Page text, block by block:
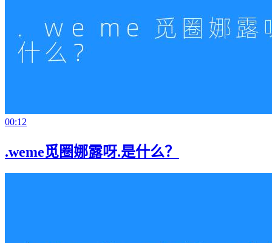
00:12
.weme觅圈娜露呀.是什么？